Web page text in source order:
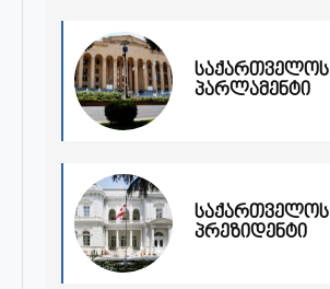
საქართველოს
პარლამენტი
საქართველოს
პრეზიდენტი